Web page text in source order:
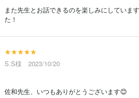
また先生とお話できるのを楽しみにしていま
た！
★★★★★
S.S様 2023/10/20
佐和先生、いつもありがとうございます😊